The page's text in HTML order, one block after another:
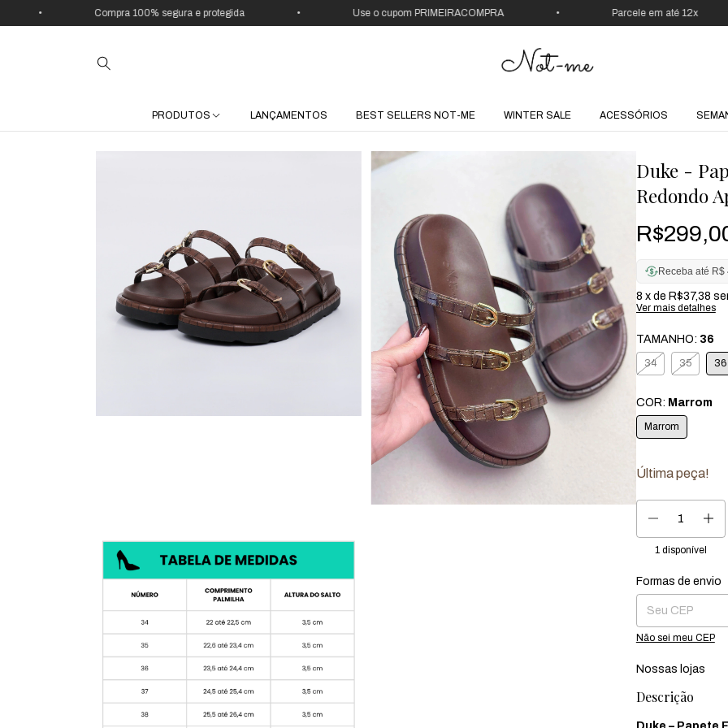
Compra 100% segura e protegida Use o cupom PRIMEIRACOMPRA Parcele em até 12x
PRODUTOS LANÇAMENTOS BEST SELLERS NOT-ME WINTER SALE ACESSÓRIOS
Duke -
Redondo
Receba até R$
8 x de R$37,38
Ver mais detalhes
TAMANHO: 36
34 35 36
COR: Marrom
Marrom
Última peça!
1 disponível
Entregas para o CEP:
Formas de envio
Não sei meu CEP
Nossas lojas
Descrição